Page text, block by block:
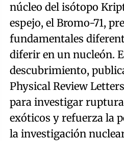
núcleo del isótopo
espejo, el Bromo-71,
fundamentales
diferir en un nucleón.
descubrimiento,
Physical Review
para investigar
exóticos y refuerza la
la investigación